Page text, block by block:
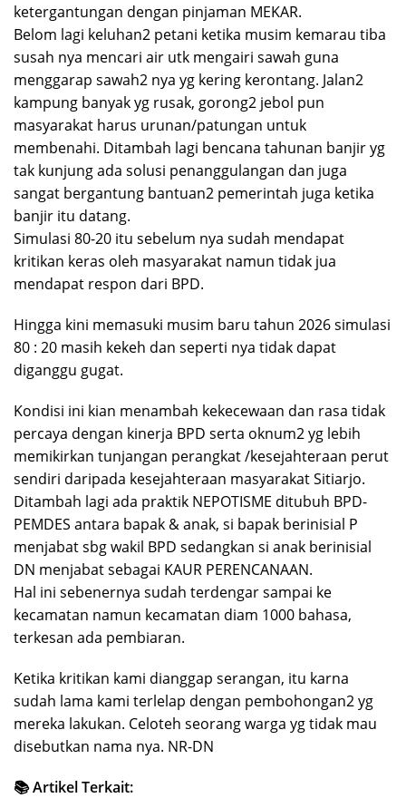
ketergantungan dengan pinjaman MEKAR.
Belom lagi keluhan2 petani ketika musim kemarau tiba
susah nya mencari air utk mengairi sawah guna
menggarap sawah2 nya yg kering kerontang. Jalan2
kampung banyak yg rusak, gorong2 jebol pun
masyarakat harus urunan/patungan untuk
membenahi. Ditambah lagi bencana tahunan banjir yg
tak kunjung ada solusi penanggulangan dan juga
sangat bergantung bantuan2 pemerintah juga ketika
banjir itu datang.
Simulasi 80-20 itu sebelum nya sudah mendapat
kritikan keras oleh masyarakat namun tidak jua
mendapat respon dari BPD.
Hingga kini memasuki musim baru tahun 2026 simulasi
80 : 20 masih kekeh dan seperti nya tidak dapat
diganggu gugat.
Kondisi ini kian menambah kekecewaan dan rasa tidak
percaya dengan kinerja BPD serta oknum2 yg lebih
memikirkan tunjangan perangkat /kesejahteraan perut
sendiri daripada kesejahteraan masyarakat Sitiarjo.
Ditambah lagi ada praktik NEPOTISME ditubuh BPD-
PEMDES antara bapak & anak, si bapak berinisial P
menjabat sbg wakil BPD sedangkan si anak berinisial
DN menjabat sebagai KAUR PERENCANAAN.
Hal ini sebenernya sudah terdengar sampai ke
kecamatan namun kecamatan diam 1000 bahasa,
terkesan ada pembiaran.
Ketika kritikan kami dianggap serangan, itu karna
sudah lama kami terlelap dengan pembohongan2 yg
mereka lakukan. Celoteh seorang warga yg tidak mau
disebutkan nama nya. NR-DN
📚 Artikel Terkait: